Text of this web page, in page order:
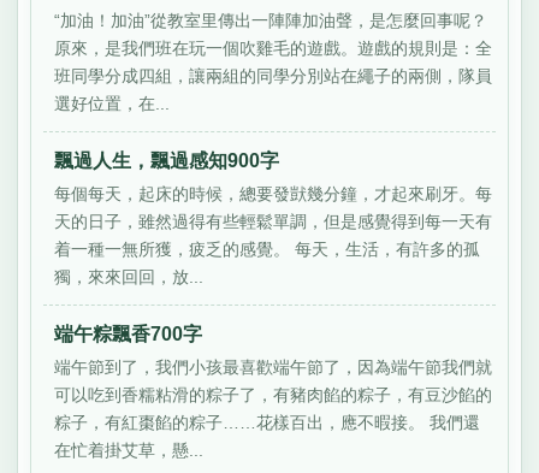
“加油！加油”從教室里傳出一陣陣加油聲，是怎麼回事呢？
原來，是我們班在玩一個吹雞毛的遊戲。遊戲的規則是：全
班同學分成四組，讓兩組的同學分別站在繩子的兩側，隊員
選好位置，在...
飄過人生，飄過感知900字
每個每天，起床的時候，總要發獃幾分鐘，才起來刷牙。每
天的日子，雖然過得有些輕鬆單調，但是感覺得到每一天有
着一種一無所獲，疲乏的感覺。 每天，生活，有許多的孤
獨，來來回回，放...
端午粽飄香700字
端午節到了，我們小孩最喜歡端午節了，因為端午節我們就
可以吃到香糯粘滑的粽子了，有豬肉餡的粽子，有豆沙餡的
粽子，有紅棗餡的粽子……花樣百出，應不暇接。 我們還
在忙着掛艾草，懸...